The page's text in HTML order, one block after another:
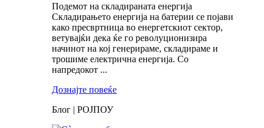
Подемот на складираната енергија
Складирањето енергија на батерии се појави
како пресвртница во енергетскиот сектор,
ветувајќи дека ќе го револуционизира
начинот на кој генерираме, складираме и
трошиме електрична енергија. Со
напредокот ...
Дознајте повеќе
Блог | РОЈПОУ